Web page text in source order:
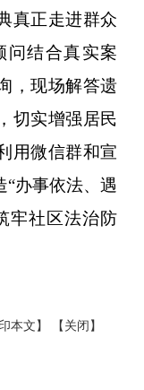
真正走进群众
问结合真实案
，现场解答遗
切实增强居民
用微信群和宣
办事依法、遇
牢社区法治防
本文】 【关闭】